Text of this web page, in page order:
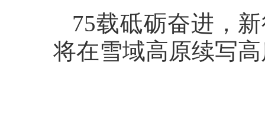
75载砥砺奋进，
将在雪域高原续写